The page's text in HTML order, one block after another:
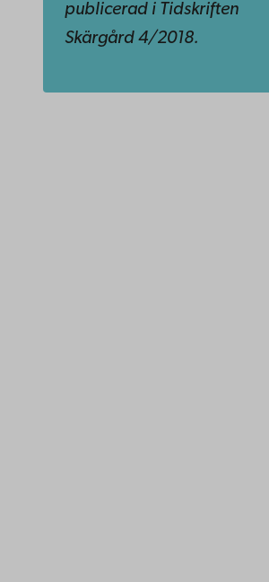
publicerad i Tidskriften
Skärgård 4/2018.